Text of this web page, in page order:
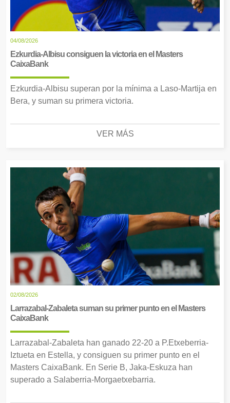
04/08/2026
Ezkurdia-Albisu consiguen la victoria en el Masters
CaixaBank
Ezkurdia-Albisu superan por la mínima a Laso-Martija en
Bera, y suman su primera victoria.
VER MÁS
02/08/2026
Larrazabal-Zabaleta suman su primer punto en el Masters
CaixaBank
Larrazabal-Zabaleta han ganado 22-20 a P.Etxeberria-
Iztueta en Estella, y consiguen su primer punto en el
Masters CaixaBank. En Serie B, Jaka-Eskuza han
superado a Salaberria-Morgaetxebarria.